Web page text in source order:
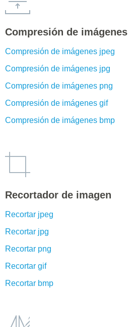
Compresión de imágenes
Compresión de imágenes jpeg
Compresión de imágenes jpg
Compresión de imágenes png
Compresión de imágenes gif
Compresión de imágenes bmp
Recortador de imagen
Recortar jpeg
Recortar jpg
Recortar png
Recortar gif
Recortar bmp